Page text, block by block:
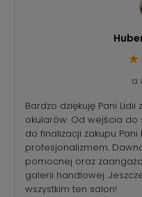
a
Bardzo dziękuję Pani
okularów. Od wejścia do
do finalizacji zakupu Pani
profesjonalizmem.
pomocnej oraz
galerii handlowej.
wszystkim ten salon!